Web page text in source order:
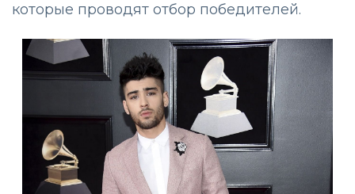
которые проводят отбор победителей.